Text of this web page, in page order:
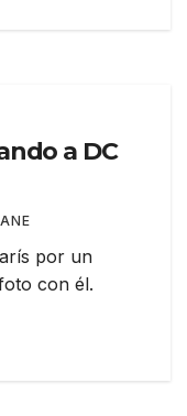
a DC
por un
con él.